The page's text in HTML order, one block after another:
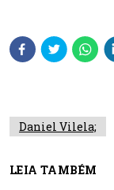
Daniel Vilela;
LEIA TAMBÉM